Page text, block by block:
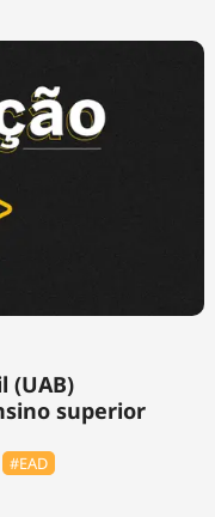
(UAB)
superior
#EAD